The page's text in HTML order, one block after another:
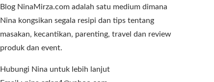
Blog NinaMirza.com adalah satu medium dimana
Nina kongsikan segala resipi dan tips tentang
masakan, kecantikan, parenting, travel dan review
produk dan event.
Hubungi Nina untuk lebih lanjut